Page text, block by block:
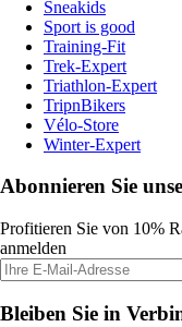
Sneakids
Sport is good
Training-Fit
Trek-Expert
Triathlon-Expert
TripnBikers
Vélo-Store
Winter-Expert
Abonnieren Sie
Profitieren Sie von 10%
anmelden
Bleiben Sie in